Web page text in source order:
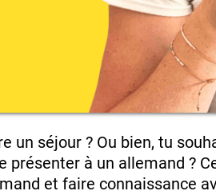
un séjour ? Ou bien, tu
présenter à un allemand ?
et faire connaissance